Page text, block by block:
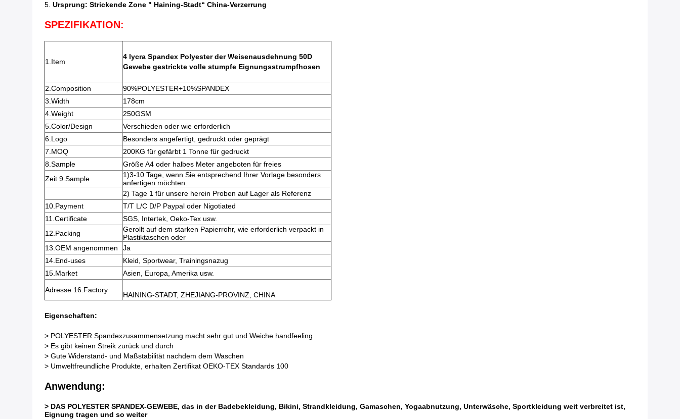
5. Ursprung: Strickende Zone " Haining-Stadt“ China-Verzerrung
SPEZIFIKATION:
1.Item
4 lycra Spandex Polyester der Weisenausdehnung 50D
Gewebe gestrickte volle stumpfe Eignungsstrumpfhosen
2.Composition
90%POLYESTER+10%SPANDEX
3.Width
178cm
4.Weight
250GSM
5.Color/Design
Verschieden oder wie erforderlich
6.Logo
Besonders angefertigt, gedruckt oder geprägt
7.MOQ
200KG für gefärbt 1 Tonne für gedruckt
8.Sample
Größe A4 oder halbes Meter angeboten für freies
Zeit 9.Sample
1)3-10 Tage, wenn Sie entsprechend Ihrer Vorlage besonders
anfertigen möchten.
2) Tage 1 für unsere herein Proben auf Lager als Referenz
10.Payment
T/T L/C D/P Paypal oder Nigotiated
11.Certificate
SGS, Intertek, Oeko-Tex usw.
12.Packing
Gerollt auf dem starken Papierrohr, wie erforderlich verpackt in
Plastiktaschen oder
13.OEM angenommen
Ja
14.End-uses
Kleid, Sportwear, Trainingsnazug
15.Market
Asien, Europa, Amerika usw.
Adresse 16.Factory
HAINING-STADT, ZHEJIANG-PROVINZ, CHINA
Eigenschaften:
> POLYESTER Spandexzusammensetzung macht sehr gut und Weiche handfeeling
> Es gibt keinen Streik zurück und durch
> Gute Widerstand- und Maßstabilität nachdem dem Waschen
> Umweltfreundliche Produkte, erhalten Zertifikat OEKO-TEX Standards 100
Anwendung:
> DAS POLYESTER SPANDEX-GEWEBE, das in der Badebekleidung, Bikini, Strandkleidung, Gamaschen, Yogaabnutzung, Unterwäsche, Sportkleidung weit verbreitet ist,
Eignung tragen und so weiter